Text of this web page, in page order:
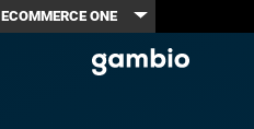
ECOMMERCE ONE Toggle Dropdown